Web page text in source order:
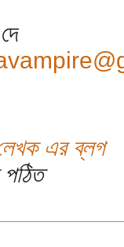
এর ব্লগ